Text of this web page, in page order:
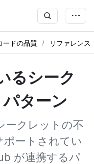
ードの品質 リファレンス
るシーク
ターン
ークレットの不
ポートされてい
が連携するパ